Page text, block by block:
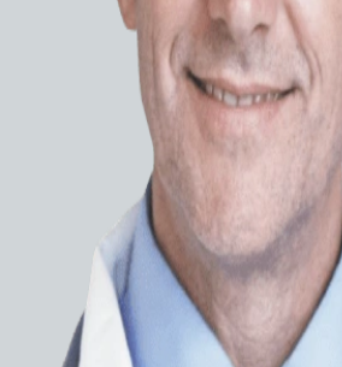
Колонофиброскопы
Ларингофиброскопы
Системы навигации
Ультразвуковые гастроскопы
Фиброларингоскопы
Цистофиброскопы
Ультразвуковая диагностика
Функциональная диагностика
Реаниматология и
анестезиология
Оснащение операционных